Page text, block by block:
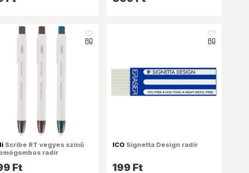
like_16
Scribe RT vegyes színű
radír
Ft
like_16
ICO Signetta Design radír
199 Ft